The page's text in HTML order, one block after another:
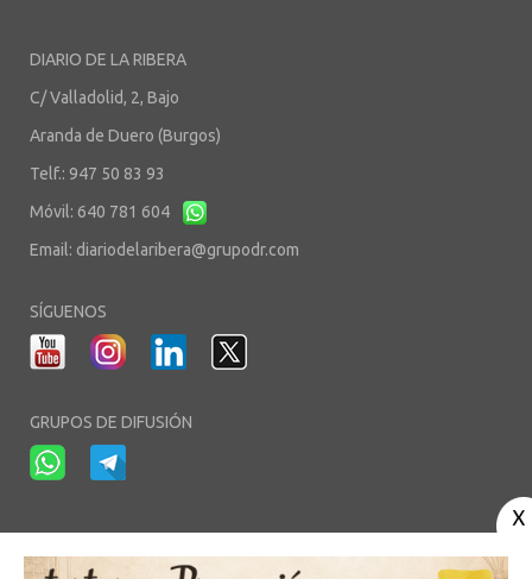
DIARIO DE LA RIBERA
C/ Valladolid, 2, Bajo
Aranda de Duero (Burgos)
Telf.: 947 50 83 93
Móvil: 640 781 604
Email: diariodelaribera@grupodr.com
SÍGUENOS
GRUPOS DE DIFUSIÓN